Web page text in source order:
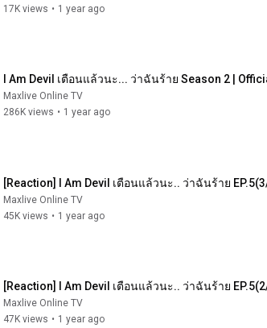
17K views • 1 year ago
I Am Devil เตือนแล้วนะ... ว่าฉันร้าย Season 2 |
Maxlive Online TV
286K views • 1 year ago
[Reaction] I Am Devil เตือนแล้วนะ.. ว่าฉันร้าย
Maxlive Online TV
45K views • 1 year ago
[Reaction] I Am Devil เตือนแล้วนะ.. ว่าฉันร้าย
Maxlive Online TV
47K views • 1 year ago